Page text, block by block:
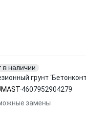
в наличии
грунт
4607952904279
замены